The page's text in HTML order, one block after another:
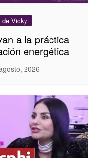
de Vicky
a la práctica
energética
2026